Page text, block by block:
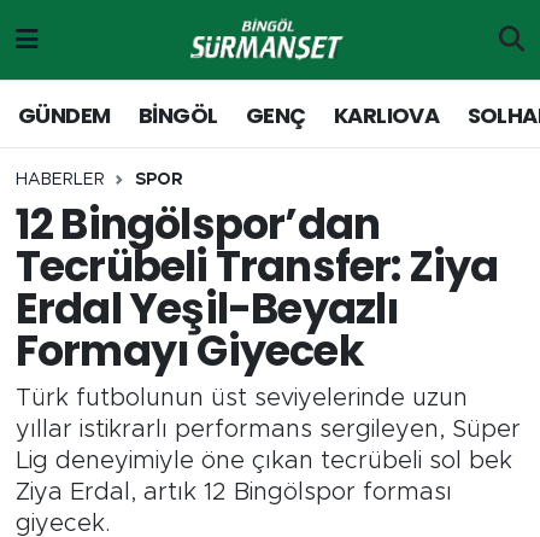
GÜNDEM BİNGÖL GENÇ KARLIOVA
HABERLER SPOR
12 Bingölspor’dan
Tecrübeli Transfer: Ziya
Erdal Yeşil-Beyazlı
Formayı Giyecek
Türk futbolunun üst seviyelerinde uzun
yıllar istikrarlı performans sergileyen, Süper
Lig deneyimiyle öne çıkan tecrübeli sol bek
Ziya Erdal, artık 12 Bingölspor forması
giyecek.
Genç
Solhan
Karlıova
Adaklı-Kiğı
Yayladere-Yedisu
MD Prestij Dergisi
Siyaset
Merkez Hava Durumu
Merkez Trafik Yoğunluk Haritası
Süper Lig Puan Durumu ve Fikstür
Tüm Manşetler
Son Dakika Haberleri
Haber Arşivi